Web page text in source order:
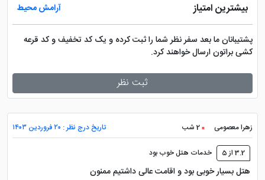
سشوار خدمات خشک شویی (لاندری)
کتری برقی
آشپزخانه در سوپیت
بیشترین امتیاز آرامش محیط
پشتیبانان ما بعد سفر نظر شما را ثبت کرده و یک کد تخفیف و کد قرعه
کشی براتون ارسال خواهند کرد.
ثبت نظر
زهرا معصومی 2 شب تاریخ درج نظر : ۲۰ فروردین ۱۴۰۳
3.2 از 5 خدمات هتل خوب بود
هتل بسیار خوبی بود و اقامت عالی داشتیم ممنون